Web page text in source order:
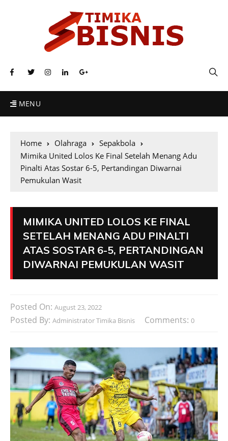
MENU
Home Olahraga
Sepakbola
Mimika United Lolos Ke Final Setelah Menang Adu
Pinalti Atas Sostar 6-5, Pertandingan Diwarnai
Pemukulan Wasit
MIMIKA UNITED LOLOS KE FINAL
SETELAH MENANG ADU PINALTI
ATAS SOSTAR 6-5, PERTANDINGAN
DIWARNAI PEMUKULAN WASIT
Posted On: August 23, 2022
Posted By: Administrator Timika Bisnis Comments: 0